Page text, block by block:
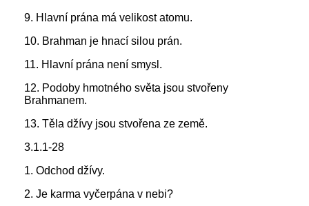
9. Hlavní prána má velikost atomu.
10. Brahman je hnací silou prán.
11. Hlavní prána není smysl.
12. Podoby hmotného světa jsou stvořeny
Brahmanem.
13. Těla džívy jsou stvořena ze země.
3.1.1-28
1. Odchod džívy.
2. Je karma vyčerpána v nebi?